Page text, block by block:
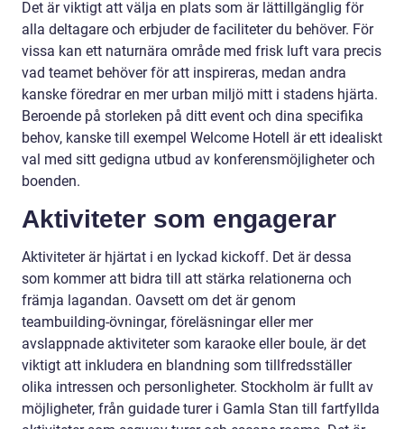
Det är viktigt att välja en plats som är lättillgänglig för
alla deltagare och erbjuder de faciliteter du behöver. För
vissa kan ett naturnära område med frisk luft vara precis
vad teamet behöver för att inspireras, medan andra
kanske föredrar en mer urban miljö mitt i stadens hjärta.
Beroende på storleken på ditt event och dina specifika
behov, kanske till exempel Welcome Hotell är ett idealiskt
val med sitt gedigna utbud av konferensmöjligheter och
boenden.
Aktiviteter som engagerar
Aktiviteter är hjärtat i en lyckad kickoff. Det är dessa
som kommer att bidra till att stärka relationerna och
främja lagandan. Oavsett om det är genom
teambuilding-övningar, föreläsningar eller mer
avslappnade aktiviteter som karaoke eller boule, är det
viktigt att inkludera en blandning som tillfredsställer
olika intressen och personligheter. Stockholm är fullt av
möjligheter, från guidade turer i Gamla Stan till fartfyllda